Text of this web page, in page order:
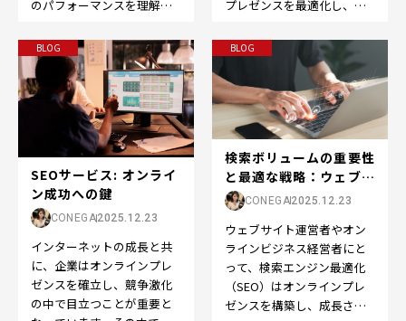
のパフォーマンスを理解
なツールです。この記事で
は、…
プレゼンスを最適化し、改
プです。この記事では、
「サ…
BLOG
SEOサービス: オンライ
ン成功への鍵
CONEGA2025.12.23
インターネットの成長と共
に、企業はオンラインプレ
ゼンスを確立し、競争激化
の中で目立つことが重要と
BLOG
検索ボリュームの重要性
と最適な戦略：ウェブサ
イトの成長を促す...
CONEGA2025.12.23
ウェブサイト運営者やオン
ラインビジネス経営者にと
って、検索エンジン最適化
（SEO）はオンラインプレ
ゼンスを構築し、成長させ